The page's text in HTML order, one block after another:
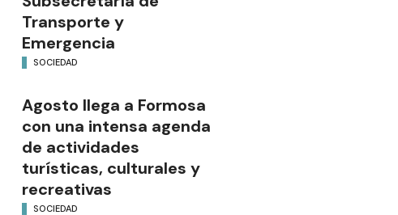
Transporte y
Emergencia
SOCIEDAD
Agosto llega a Formosa
con una intensa agenda
de actividades
turísticas, culturales y
recreativas
SOCIEDAD